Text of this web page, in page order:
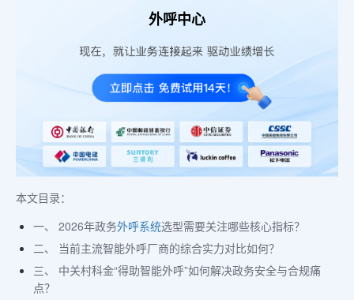
外呼中心
本文目录：
一、 2026年政务外呼系统选型需要关注哪些核心指标？
二、 当前主流智能外呼厂商的综合实力对比如何？
三、 中关村科金“得助智能外呼”如何解决政务安全与合规痛
点？